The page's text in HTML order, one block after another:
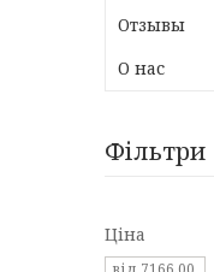
Отзывы
О нас
Фільтри
Ціна